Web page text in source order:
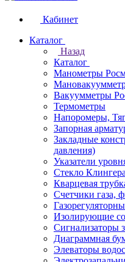
Кабинет
Каталог
Назад
Каталог
Манометры
Вакуумметры
Термометры
Напоромеры,
Запорная
Закладные
давления)
Указатели
Стекло Клингера
Кварцевая
Счетчики газа,
Изолирующие
Сигнализаторы
Диаграммная
Элеваторы